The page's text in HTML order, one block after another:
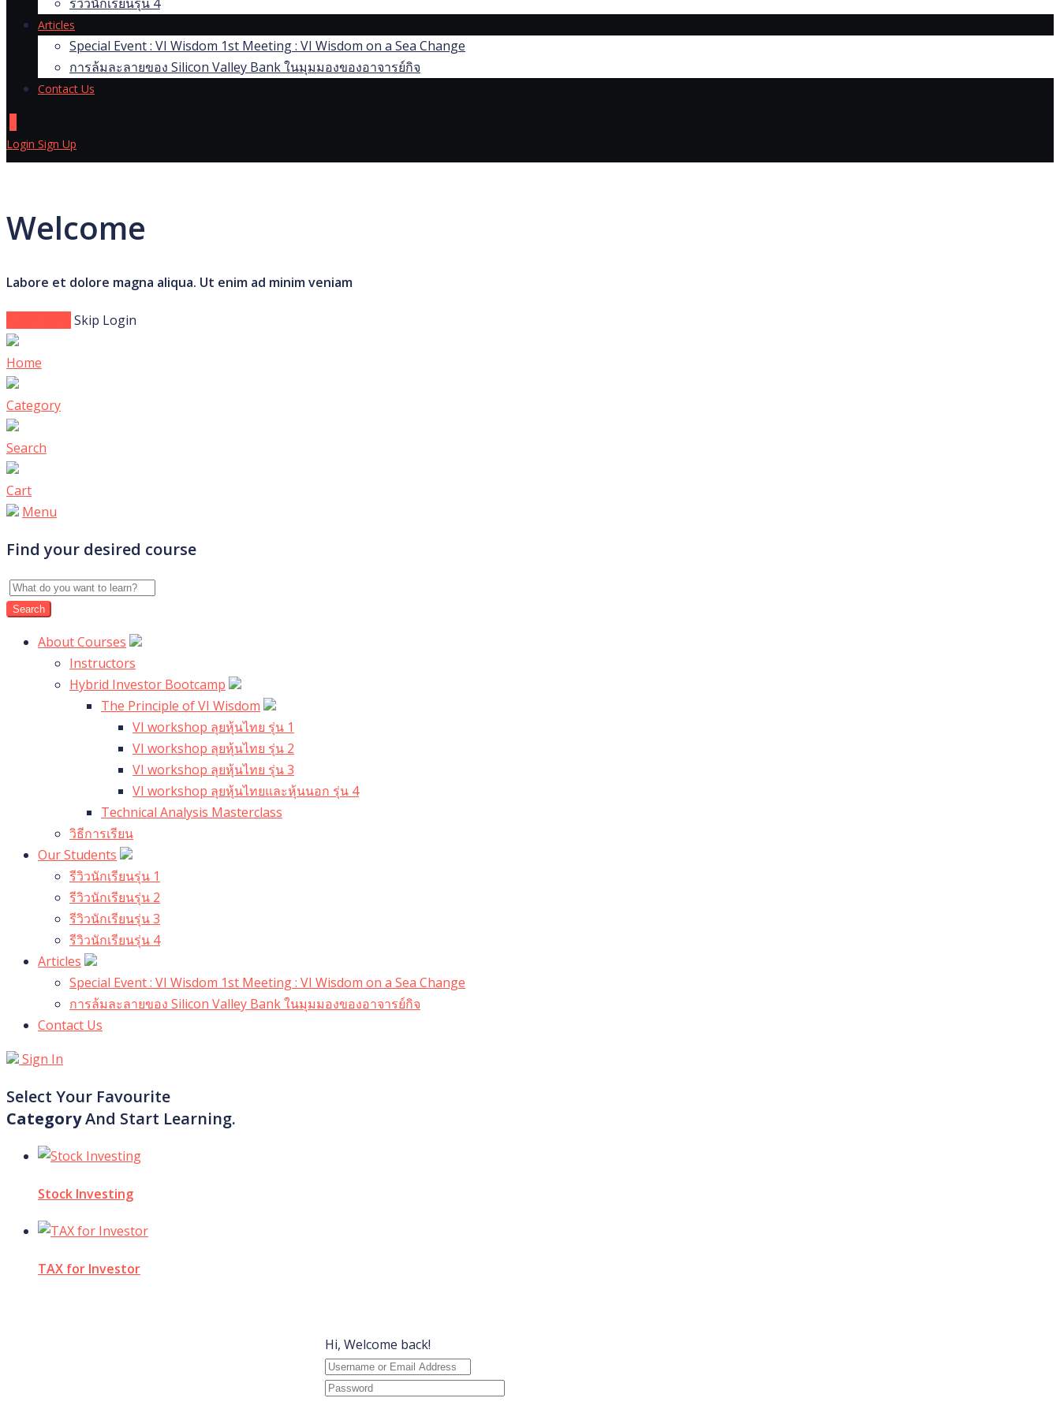
Articles
Special Event : VI Wisdom 1st Meeting : VI Wisdom on a Sea Change
การล้มละลายของ Silicon Valley Bank ในมุมมองของอาจารย์กิจ
Contact Us
Login Sign Up
Welcome
Labore et dolore magna aliqua. Ut enim ad minim veniam
Skip Login
Home
Category
Search
Cart
Menu
Find your desired course
About Courses
Instructors
Hybrid Investor Bootcamp
The Principle of VI Wisdom
VI workshop ลุยหุ้นไทย รุ่น 1
VI workshop ลุยหุ้นไทย รุ่น 2
VI workshop ลุยหุ้นไทย รุ่น 3
VI workshop ลุยหุ้นไทยและหุ้นนอก รุ่น 4
Technical Analysis Masterclass
วิธีการเรียน
Our Students
รีวิวนักเรียนรุ่น 1
รีวิวนักเรียนรุ่น 2
รีวิวนักเรียนรุ่น 3
รีวิวนักเรียนรุ่น 4
Articles
Special Event : VI Wisdom 1st Meeting : VI Wisdom on a Sea Change
การล้มละลายของ Silicon Valley Bank ในมุมมองของอาจารย์กิจ
Contact Us
Sign In
Select Your Favourite
CategoryAnd Start Learning.
Stock Investing
TAX for Investor
Hi, Welcome back!